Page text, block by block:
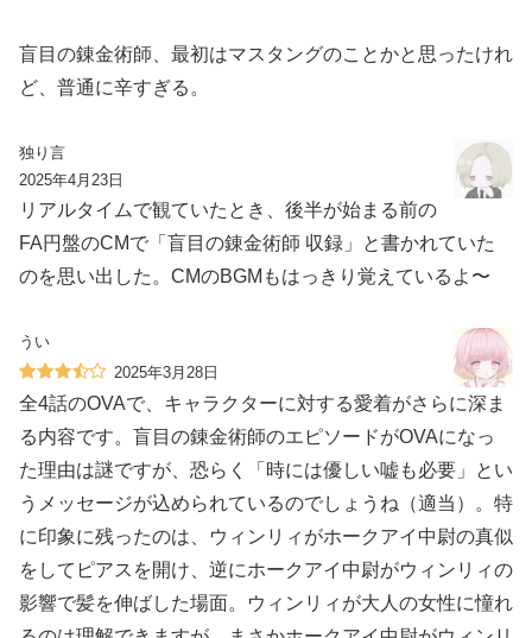
盲目の錬金術師、最初はマスタングのことかと思ったけれ
ど、普通に辛すぎる。
独り言
2025年4月23日
リアルタイムで観ていたとき、後半が始まる前の
FA円盤のCMで「盲目の錬金術師 収録」と書かれていた
のを思い出した。CMのBGMもはっきり覚えているよ〜
うい
2025年3月28日
全4話のOVAで、キャラクターに対する愛着がさらに深ま
る内容です。盲目の錬金術師のエピソードがOVAになっ
た理由は謎ですが、恐らく「時には優しい嘘も必要」とい
うメッセージが込められているのでしょうね（適当）。特
に印象に残ったのは、ウィンリィがホークアイ中尉の真似
をしてピアスを開け、逆にホークアイ中尉がウィンリィの
影響で髪を伸ばした場面。ウィンリィが大人の女性に憧れ